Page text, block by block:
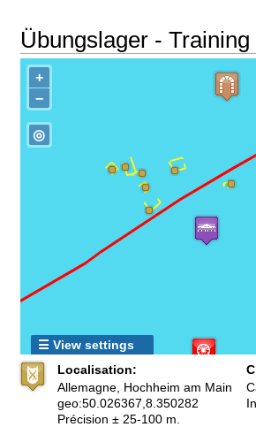
Übungslager -
+
−
◎
☰ View settings
Localisation:
Allemagne, Hochheim am Main
geo:50.026367,8.350282
Précision ± 25-100 m.